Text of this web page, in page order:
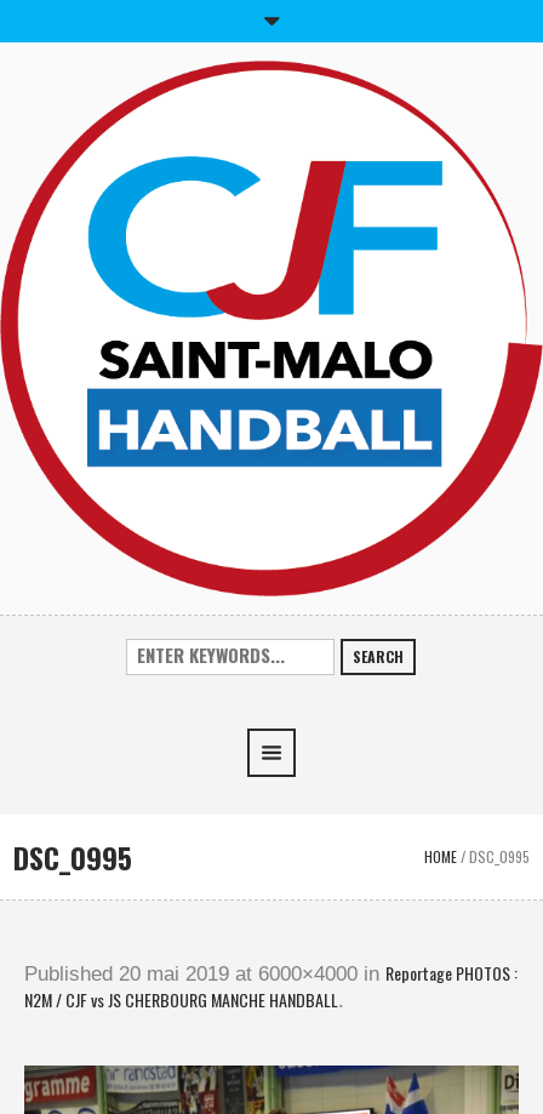
SEARCH
DSC_0995 HOME/DSC_0995
Published 20 mai 2019 at 6000×4000 in Reportage PHOTOS :
N2M / CJF vs JS CHERBOURG MANCHE HANDBALL .